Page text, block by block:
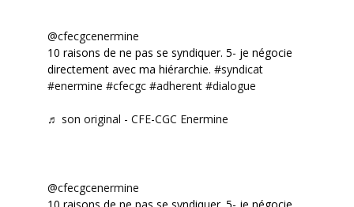
@cfecgcenermine
10 raisons de ne pas se syndiquer. 5- je négocie
directement avec ma hiérarchie. #syndicat
#enermine #cfecgc #adherent #dialogue
♬ son original - CFE-CGC Enermine
@cfecgcenermine